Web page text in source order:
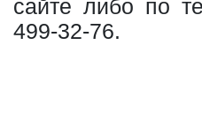
сайте либо по
499-32-76.